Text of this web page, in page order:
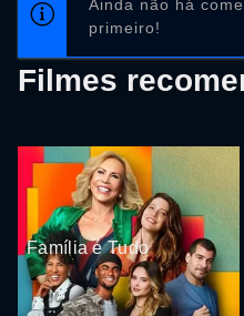
Ainda não há
primeiro!
Filmes
Família é Tudo